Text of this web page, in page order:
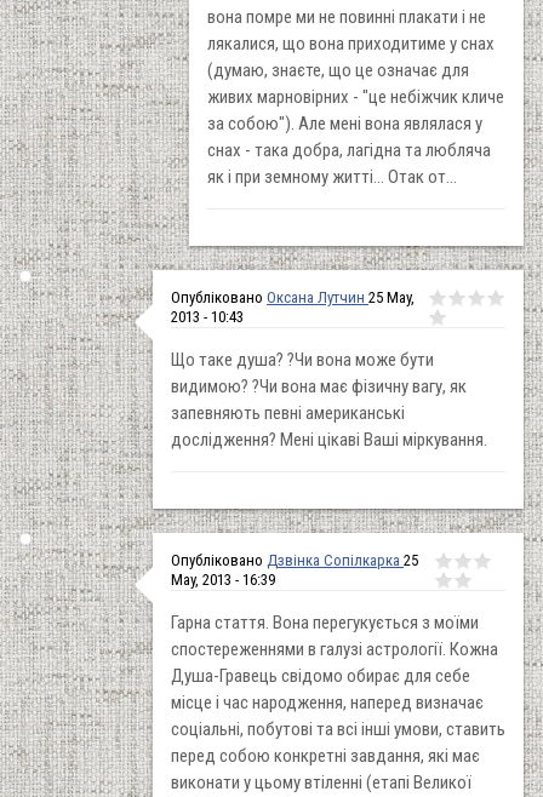
вона помре ми не повинні плакати і не
лякалися, що вона приходитиме у снах
(думаю, знаєте, що це означає для
живих марновірних - "це небіжчик кличе
за собою"). Але мені вона являлася у
снах - така добра, лагідна та любляча
як і при земному житті... Отак от...
Опубліковано Оксана Лутчин 25 May,
2013 - 10:43
Що таке душа? ?Чи вона може бути
видимою? ?Чи вона має фізичну вагу, як
запевняють певні американські
дослідження? Мені цікаві Ваші міркування.
Опубліковано Дзвінка Сопілкарка 25
May, 2013 - 16:39
Гарна стаття. Вона перегукується з моїми
спостереженнями в галузі астрології. Кожна
Душа-Гравець свідомо обирає для себе
місце і час народження, наперед визначає
соціальні, побутові та всі інші умови, ставить
перед собою конкретні завдання, які має
виконати у цьому втіленні (етапі Великої